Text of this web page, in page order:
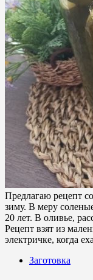
Предлагаю рецепт
зиму. В меру
20 лет. В оливье,
Рецепт взят из
электричке, когда
Заготовка